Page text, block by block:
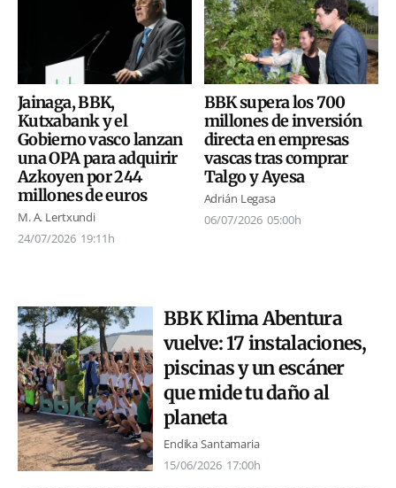
Jainaga, BBK,
Kutxabank y el
Gobierno vasco lanzan
una OPA para adquirir
Azkoyen por 244
millones de euros
M. A. Lertxundi
24/07/2026 19:11h
BBK supera los 700
millones de inversión
directa en empresas
vascas tras comprar
Talgo y Ayesa
Adrián Legasa
06/07/2026 05:00h
BBK Klima Abentura
vuelve: 17 instalaciones,
piscinas y un escáner
que mide tu daño al
planeta
Endika Santamaria
15/06/2026 17:00h